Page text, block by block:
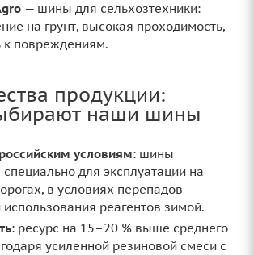
— шины для сельхозтехники:
на грунт, высокая проходимость,
к повреждениям.
продукции:
наши шины
условиям: шины
для эксплуатации на
в условиях перепадов
реагентов зимой.
: ресурс на 15–20 % выше среднего
усиленной резиновой смеси с